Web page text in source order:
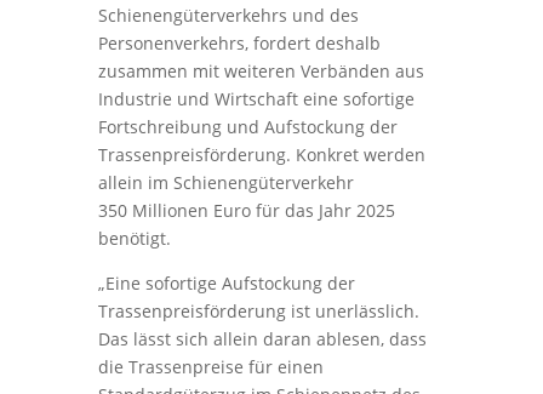
Schienengüterverkehrs und des
Personenverkehrs, fordert deshalb
zusammen mit weiteren Verbänden aus
Industrie und Wirtschaft eine sofortige
Fortschreibung und Aufstockung der
Trassenpreisförderung. Konkret werden
allein im Schienengüterverkehr
350 Millionen Euro für das Jahr 2025
benötigt.
„Eine sofortige Aufstockung der
Trassenpreisförderung ist unerlässlich.
Das lässt sich allein daran ablesen, dass
die Trassenpreise für einen